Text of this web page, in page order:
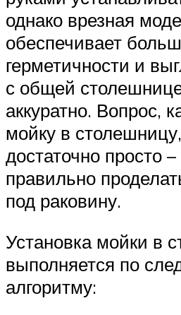
однако врезная
обеспечивает
герметичности и
с общей
аккуратно. Вопрос,
мойку в
достаточно просто
правильно
под раковину.
Установка мойки в
выполняется по
алгоритму: